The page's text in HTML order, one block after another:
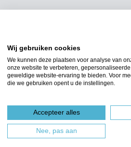
Wij gebruiken cookies
We kunnen deze plaatsen voor analyse van
onze website te verbeteren,
geweldige website-ervaring te bieden. Voor
die we gebruiken opent u de instellingen.
Accepteer alles
Nee, pas aan